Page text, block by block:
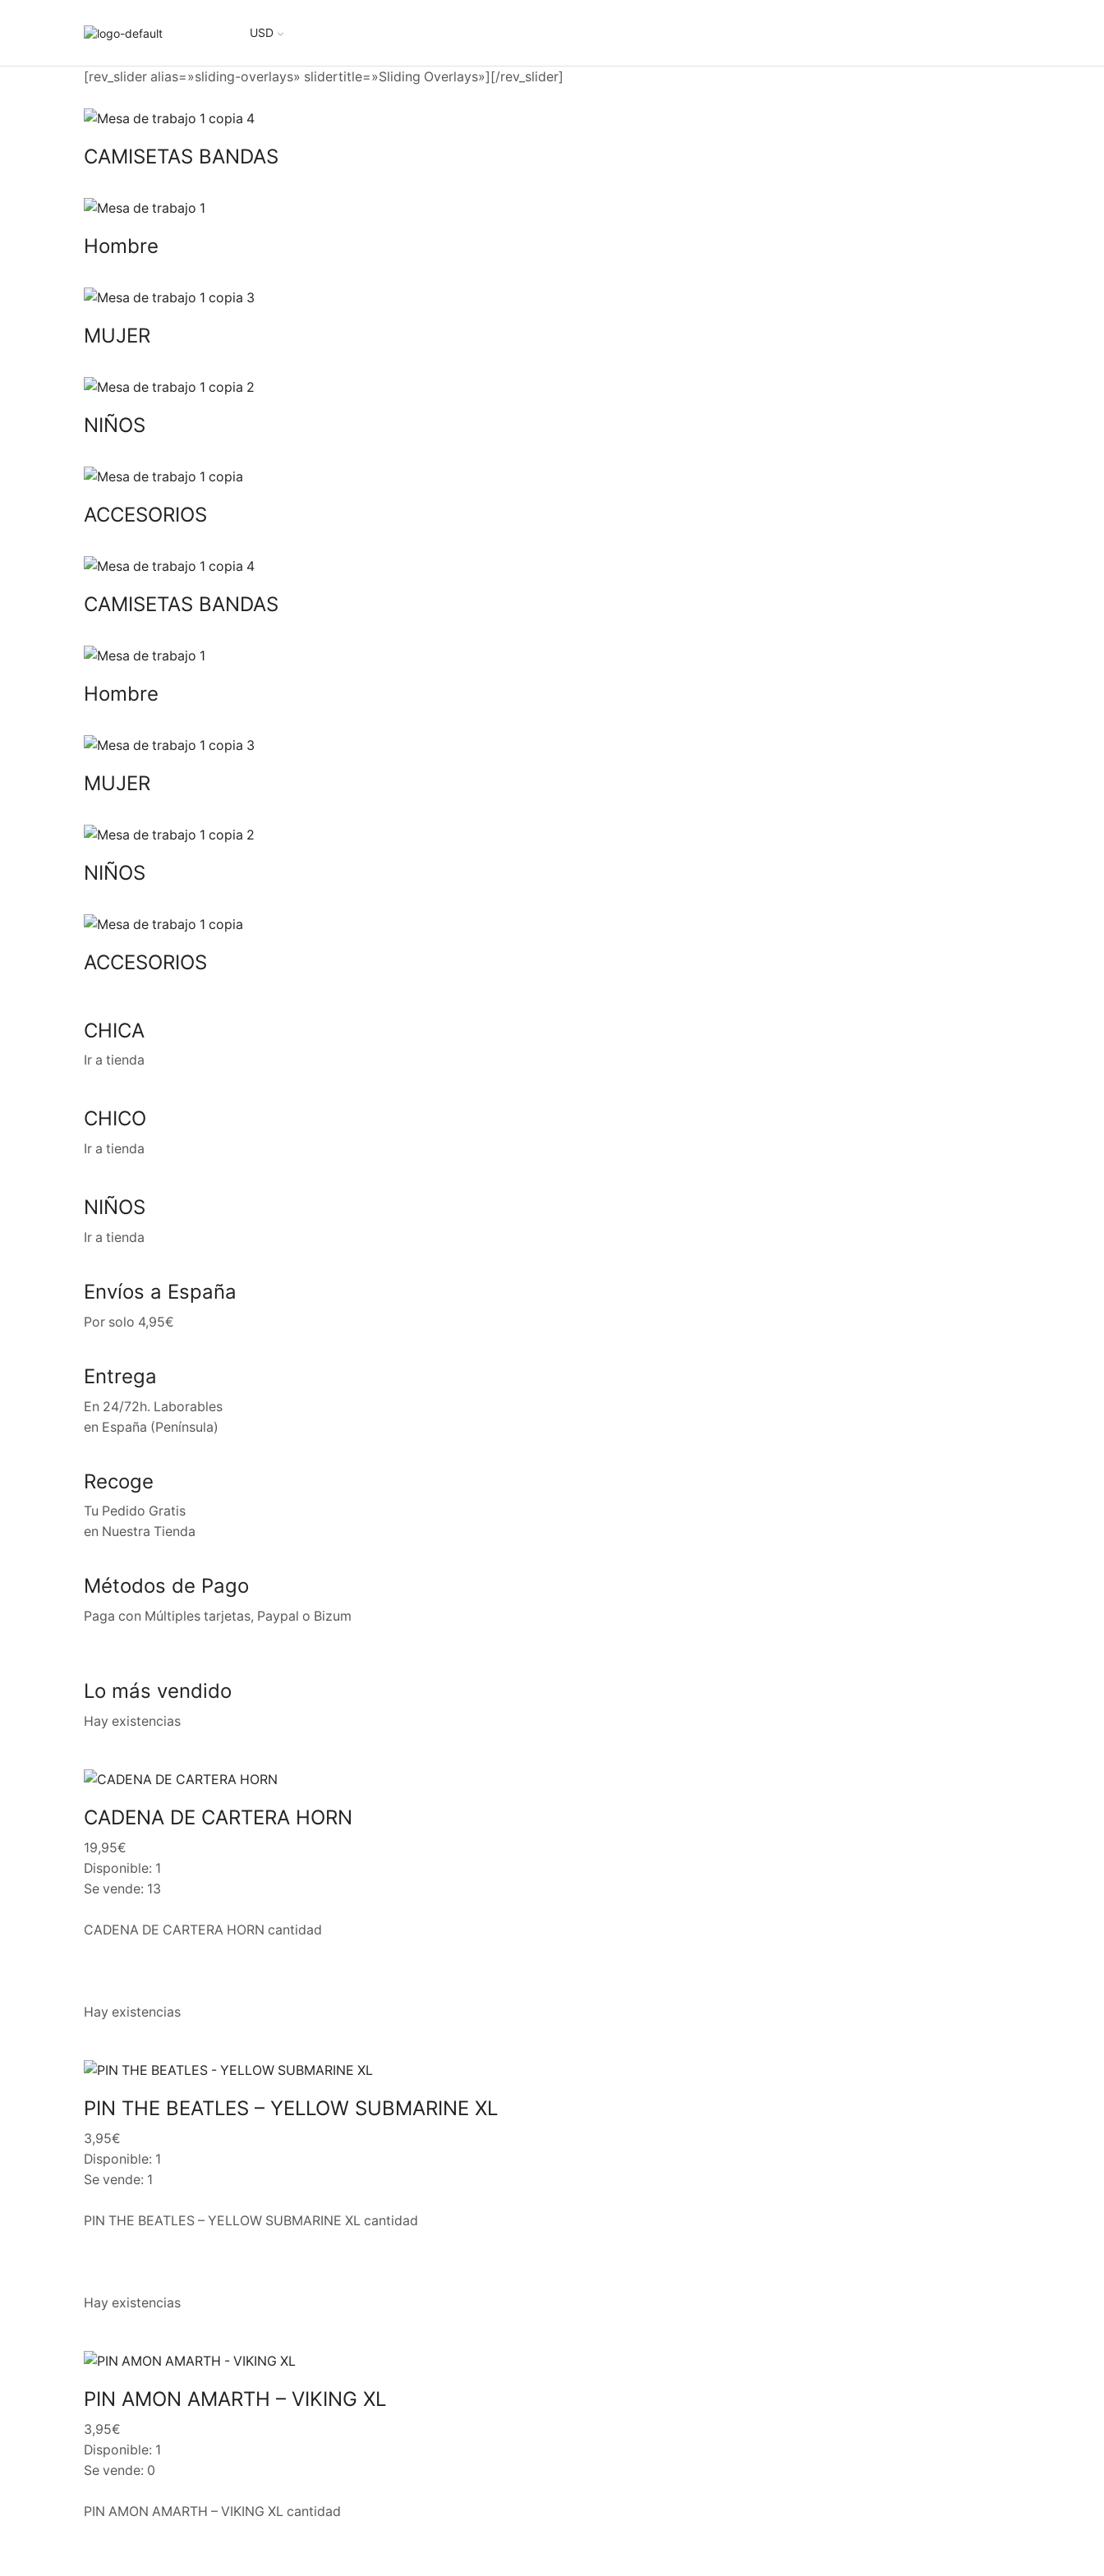
USD
[rev_slider alias=»sliding-overlays» slidertitle=»Sliding Overlays»][/rev_slider]
CAMISETAS BANDAS
Hombre
MUJER
NIÑOS
ACCESORIOS
CAMISETAS BANDAS
Hombre
MUJER
NIÑOS
ACCESORIOS
CHICA
Ir a tienda
CHICO
Ir a tienda
NIÑOS
Ir a tienda
Envíos a España
Por solo 4,95€
Entrega
En 24/72h. Laborables
en España (Península)
Recoge
Tu Pedido Gratis
en Nuestra Tienda
Métodos de Pago
Paga con Múltiples tarjetas, Paypal o Bizum
Lo más vendido
Hay existencias
CADENA DE CARTERA HORN
19,95€
Disponible: 1
Se vende: 13
CADENA DE CARTERA HORN cantidad
Hay existencias
PIN THE BEATLES – YELLOW SUBMARINE XL
3,95€
Disponible: 1
Se vende: 1
PIN THE BEATLES – YELLOW SUBMARINE XL cantidad
Hay existencias
PIN AMON AMARTH – VIKING XL
3,95€
Disponible: 1
Se vende: 0
PIN AMON AMARTH – VIKING XL cantidad